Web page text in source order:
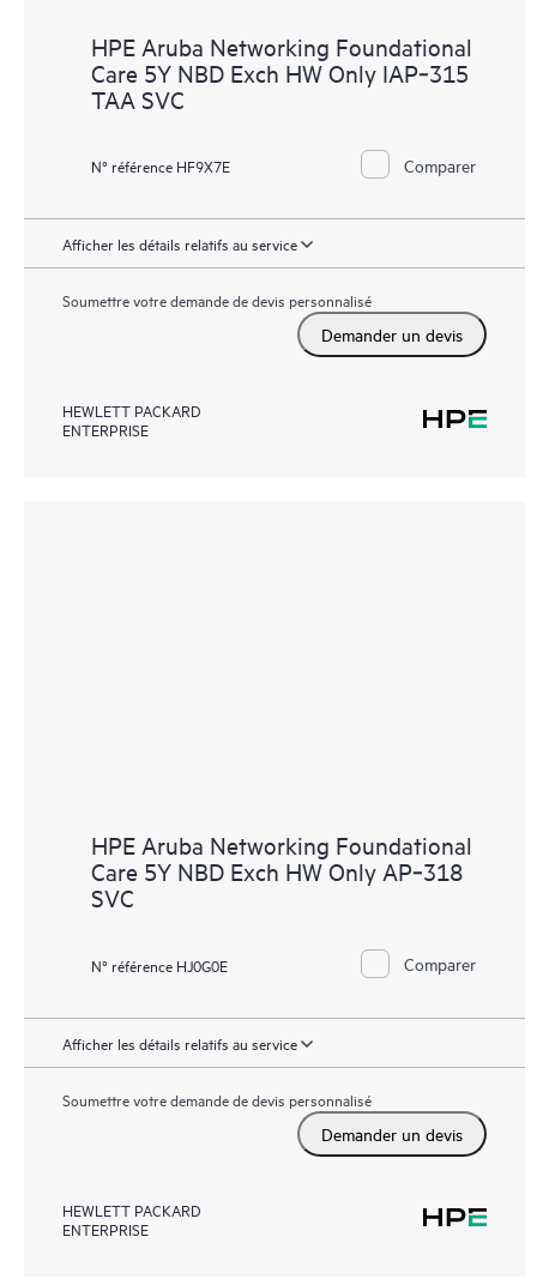
HPE Aruba Networking Foundational
Care 5Y NBD Exch HW Only IAP‑315
TAA SVC
N° référence HF9X7E Comparer
Afficher les détails relatifs au service
Soumettre votre demande de devis personnalisé
Demander un devis
HEWLETT PACKARD
ENTERPRISE
HPE Aruba Networking Foundational
Care 5Y NBD Exch HW Only AP‑318
SVC
N° référence HJ0G0E Comparer
Afficher les détails relatifs au service
Soumettre votre demande de devis personnalisé
Demander un devis
HEWLETT PACKARD
ENTERPRISE